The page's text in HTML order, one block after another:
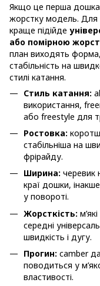
Якщо це перша
жорстку модель. Для
краще підійде
або помірною
план виходять
стабільність на
стилі катання.
Стиль катання:
використання,
або freestyle для
Ростовка:
стабільніша на
фрірайду.
Ширина: черевик
краї дошки,
у повороті.
Жорсткість:
середні
швидкість і дугу.
Прогин: camber
поводиться у
властивості.